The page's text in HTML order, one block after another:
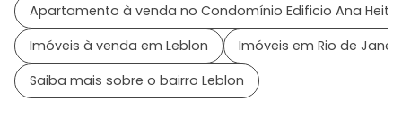
Apartamento à venda no Condomínio Edificio Ana Heitor
Imóveis à venda em Leblon
Imóveis em Rio de
Saiba mais sobre o bairro Leblon